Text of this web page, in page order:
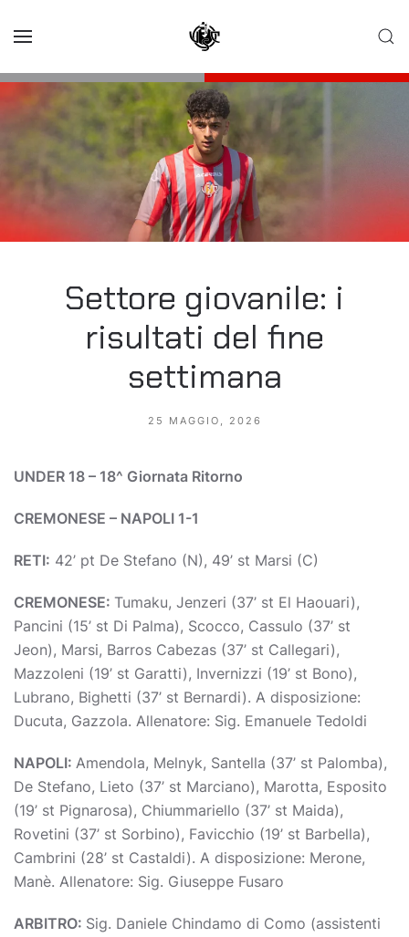
Settore giovanile: i
risultati del fine
settimana
25 MAGGIO, 2026
UNDER 18 – 18^ Giornata Ritorno
CREMONESE – NAPOLI 1-1
RETI: 42’ pt De Stefano (N), 49’ st Marsi (C)
CREMONESE: Tumaku, Jenzeri (37’ st El Haouari),
Pancini (15’ st Di Palma), Scocco, Cassulo (37’ st
Jeon), Marsi, Barros Cabezas (37’ st Callegari),
Mazzoleni (19’ st Garatti), Invernizzi (19’ st Bono),
Lubrano, Bighetti (37’ st Bernardi). A disposizione:
Ducuta, Gazzola. Allenatore: Sig. Emanuele Tedoldi
NAPOLI: Amendola, Melnyk, Santella (37’ st Palomba),
De Stefano, Lieto (37’ st Marciano), Marotta, Esposito
(19’ st Pignarosa), Chiummariello (37’ st Maida),
Rovetini (37’ st Sorbino), Favicchio (19’ st Barbella),
Cambrini (28’ st Castaldi). A disposizione: Merone,
Manè. Allenatore: Sig. Giuseppe Fusaro
ARBITRO: Sig. Daniele Chindamo di Como (assistenti